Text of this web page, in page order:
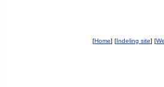
[Home] [Indeling site] [